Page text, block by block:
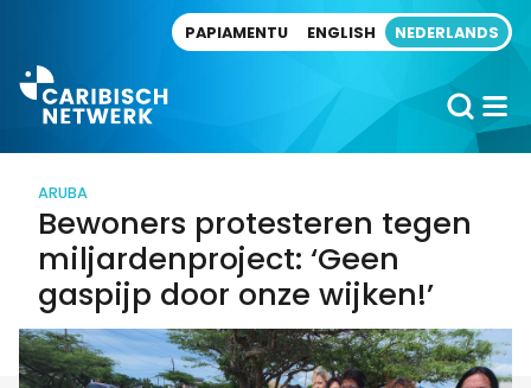
PAPIAMENTU ENGLISH NEDERLANDS
ARUBA
Bewoners protesteren tegen
miljardenproject: ‘Geen
gaspijp door onze wijken!’